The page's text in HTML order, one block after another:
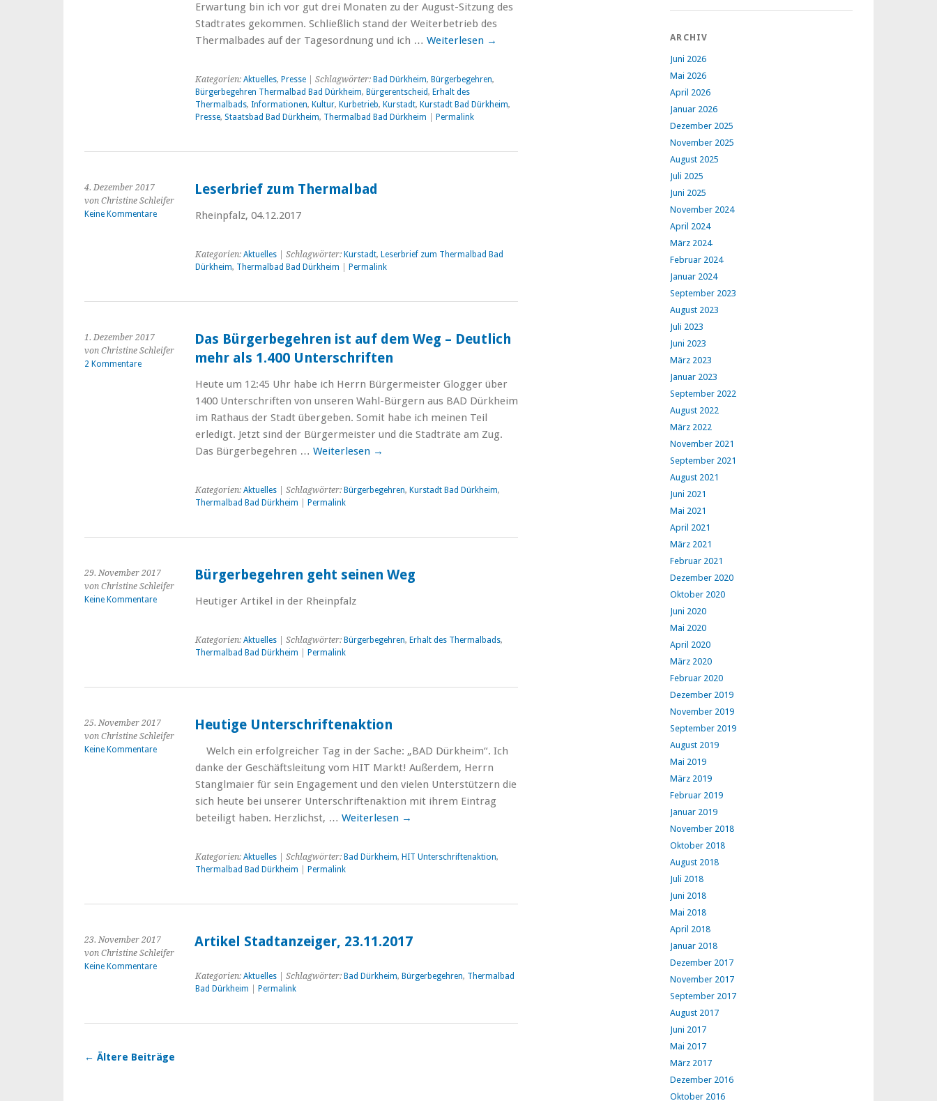
Erwartung bin ich vor gut drei Monaten zu der August-Sitzung des
Stadtrates gekommen. Schließlich stand der Weiterbetrieb des
Thermalbades auf der Tagesordnung und ich … Weiterlesen →
Kategorien: Aktuelles, Presse| Schlagwörter: Bad Dürkheim, Bürgerbegehren,
Bürgerbegehren Thermalbad Bad Dürkheim, Bürgerentscheid, Erhalt des
Thermalbads, Informationen, Kultur, Kurbetrieb, Kurstadt, Kurstadt Bad Dürkheim,
Presse, Staatsbad Bad Dürkheim, Thermalbad Bad Dürkheim Permalink
4. Dezember 2017
von Christine Schleifer
Keine Kommentare
Leserbrief zum Thermalbad
Rheinpfalz, 04.12.2017
Kategorien: Aktuelles| Schlagwörter: Kurstadt, Leserbrief zum Thermalbad Bad
Dürkheim, Thermalbad Bad Dürkheim Permalink
1. Dezember 2017
von Christine Schleifer
2 Kommentare
Das Bürgerbegehren ist auf dem Weg – Deutlich
mehr als 1.400 Unterschriften
Heute um 12:45 Uhr habe ich Herrn Bürgermeister Glogger über
1400 Unterschriften von unseren Wahl-Bürgern aus BAD Dürkheim
im Rathaus der Stadt übergeben. Somit habe ich meinen Teil
erledigt. Jetzt sind der Bürgermeister und die Stadträte am Zug.
Das Bürgerbegehren … Weiterlesen →
Kategorien: Aktuelles| Schlagwörter: Bürgerbegehren, Kurstadt Bad Dürkheim,
Thermalbad Bad Dürkheim
Permalink
29. November 2017
von Christine Schleifer
Keine Kommentare
Bürgerbegehren geht seinen Weg
Heutiger Artikel in der Rheinpfalz
Kategorien: Aktuelles| Schlagwörter: Bürgerbegehren, Erhalt des Thermalbads,
Thermalbad Bad Dürkheim
Permalink
25. November 2017
von Christine Schleifer
Keine Kommentare
Heutige Unterschriftenaktion
Welch ein erfolgreicher Tag in der Sache: „BAD Dürkheim“. Ich
danke der Geschäftsleitung vom HIT Markt! Außerdem, Herrn
Stanglmaier für sein Engagement und den vielen Unterstützern die
sich heute bei unserer Unterschriftenaktion mit ihrem Eintrag
beteiligt haben. Herzlichst, … Weiterlesen →
Kategorien: Aktuelles| Schlagwörter: Bad Dürkheim, HIT Unterschriftenaktion,
Thermalbad Bad Dürkheim
Permalink
23. November 2017
von Christine Schleifer
Keine Kommentare
Artikel Stadtanzeiger, 23.11.2017
Kategorien: Aktuelles| Schlagwörter: Bad Dürkheim, Bürgerbegehren, Thermalbad
Bad Dürkheim
Permalink
← Ältere Beiträge
ARCHIV
Juni 2026
Mai 2026
April 2026
Januar 2026
Dezember 2025
November 2025
August 2025
Juli 2025
Juni 2025
November 2024
April 2024
März 2024
Februar 2024
Januar 2024
September 2023
August 2023
Juli 2023
Juni 2023
März 2023
Januar 2023
September 2022
August 2022
März 2022
November 2021
September 2021
August 2021
Juni 2021
Mai 2021
April 2021
März 2021
Februar 2021
Dezember 2020
Oktober 2020
Juni 2020
Mai 2020
April 2020
März 2020
Februar 2020
Dezember 2019
November 2019
September 2019
August 2019
Mai 2019
März 2019
Februar 2019
Januar 2019
November 2018
Oktober 2018
August 2018
Juli 2018
Juni 2018
Mai 2018
April 2018
Januar 2018
Dezember 2017
November 2017
September 2017
August 2017
Juni 2017
Mai 2017
März 2017
Dezember 2016
Oktober 2016